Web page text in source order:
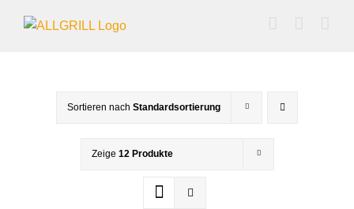
Inhalt
Sortieren nach Standardsortierung
Zeige 12 Produkte